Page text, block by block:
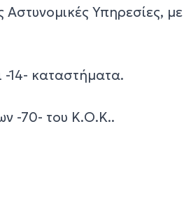
Υπηρεσίες,
-14- καταστήματα.
-70- του Κ.Ο.Κ..